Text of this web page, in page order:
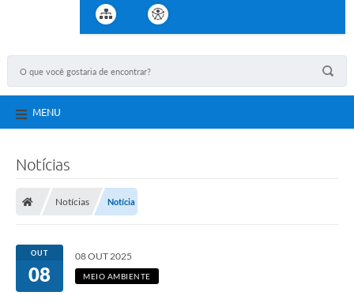
MENU
Notícias
Notícias Notícia
OUT
08
08 OUT 2025
MEIO AMBIENTE